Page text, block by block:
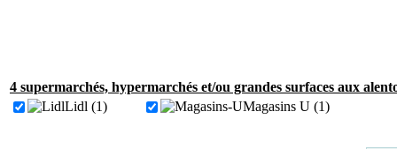
4 supermarchés, hypermarchés et/ou grandes surfaces aux
Lidl (1)
Magasins U (1)